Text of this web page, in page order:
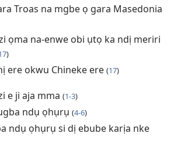
Troas na mgbe ọ gara Masedonia
ọma na-enwe obi ụtọ ka ndị meriri
)
ere okwu Chineke ere (17)
e ji aja mma (1-3)
ndụ ọhụrụ (4-6)
ndụ ọhụrụ si dị ebube karịa nke